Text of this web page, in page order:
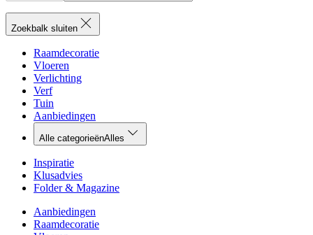
Zoekbalk sluiten
Raamdecoratie
Vloeren
Verlichting
Verf
Tuin
Aanbiedingen
Alle categorieënAlles
Inspiratie
Klusadvies
Folder & Magazine
Aanbiedingen
Raamdecoratie